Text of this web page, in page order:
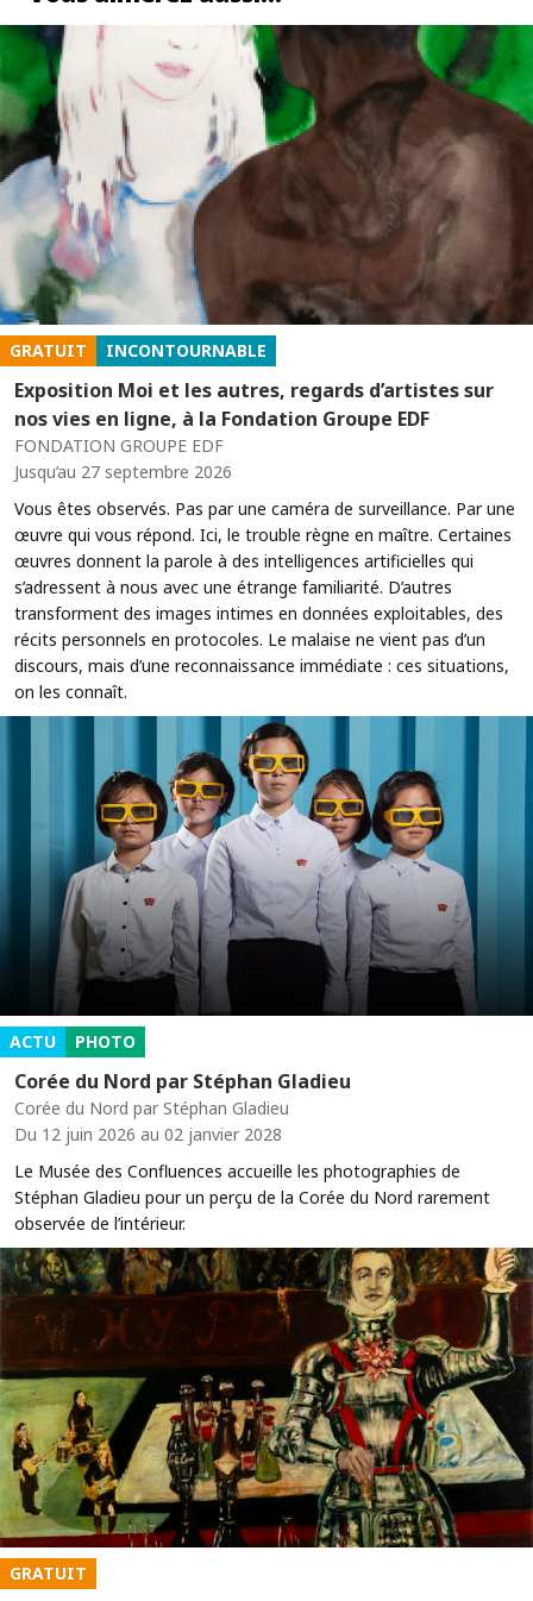
GRATUIT INCONTOURNABLE
Exposition Moi et les autres, regards d’artistes sur
nos vies en ligne, à la Fondation Groupe EDF
FONDATION GROUPE EDF
Jusqu’au 27 septembre 2026
Vous êtes observés. Pas par une caméra de surveillance. Par une
œuvre qui vous répond. Ici, le trouble règne en maître. Certaines
œuvres donnent la parole à des intelligences artificielles qui
s’adressent à nous avec une étrange familiarité. D’autres
transforment des images intimes en données exploitables, des
récits personnels en protocoles. Le malaise ne vient pas d’un
discours, mais d’une reconnaissance immédiate : ces situations,
on les connaît.
ACTU PHOTO
Corée du Nord par Stéphan Gladieu
Corée du Nord par Stéphan Gladieu
Du 12 juin 2026 au 02 janvier 2028
Le Musée des Confluences accueille les photographies de
Stéphan Gladieu pour un perçu de la Corée du Nord rarement
observée de l’intérieur.
GRATUIT